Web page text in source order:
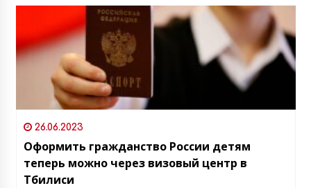
26.06.2023
Оформить гражданство России детям
теперь можно через визовый центр в
Тбилиси